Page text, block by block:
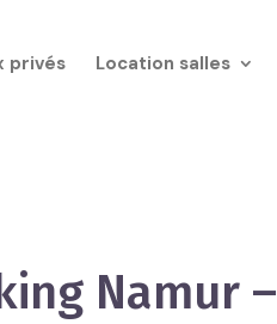
privés Location salles
Namur –